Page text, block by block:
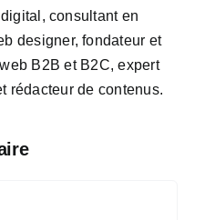
consultant en
designer, fondateur et
B2B et B2C, expert
rédacteur de contenus.